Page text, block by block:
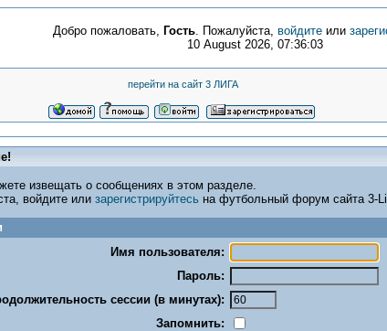
Добро пожаловать, Гость. Пожалуйста, войдите или
10 August 2026, 07:36:03
перейти на сайт 3 ЛИГА
извещать о сообщениях в этом разделе.
войдите или зарегистрируйтесь на футбольный форум сайта 3-
Имя пользователя:
Пароль:
сессии (в минутах):
Запомнить: